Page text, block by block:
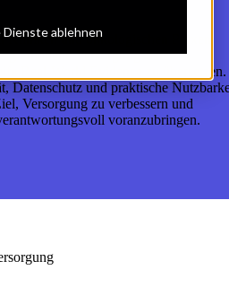
ablehnen
Kliniken und onkologischen Praxen
erhobene Versorgungsdaten in
Real-World Evidence zu übersetzen.
Datenschutz und praktische
Versorgung zu verbessern und
voranzubringen.